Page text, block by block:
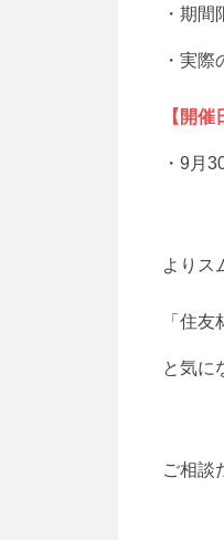
・期
・実
【開
・9月
よりス
「住
と気に
ご相談